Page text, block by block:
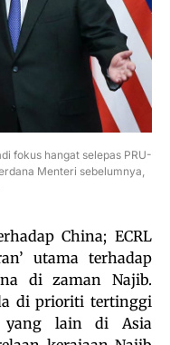
fokus hangat selepas PRU-
Menteri sebelumnya,
China; ECRL
utama terhadap
di zaman Najib.
di prioriti tertinggi
yang lain di Asia